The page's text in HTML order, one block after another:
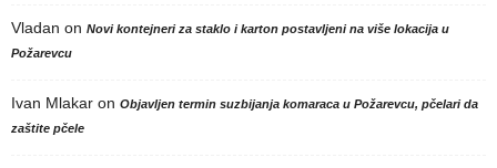
Vladan on Novi kontejneri za staklo i karton postavljeni na više lokacija u
Požarevcu
Ivan Mlakar on Objavljen termin suzbijanja komaraca u Požarevcu, pčelari da
zaštite pčele